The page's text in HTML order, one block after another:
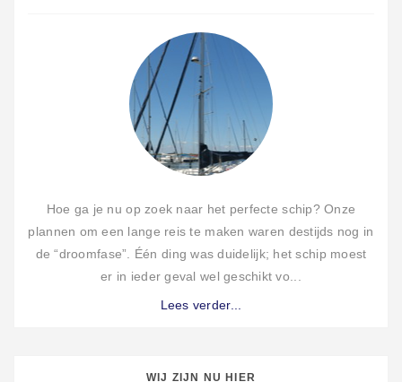
Hoe ga je nu op zoek naar het perfecte schip? Onze
plannen om een lange reis te maken waren destijds nog in
de “droomfase”. Één ding was duidelijk; het schip moest
er in ieder geval wel geschikt vo...
Lees verder...
WIJ ZIJN NU HIER